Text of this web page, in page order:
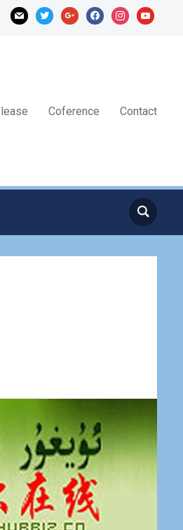
mail twittergooglefacebookinstagram
youtube
Coference Contact